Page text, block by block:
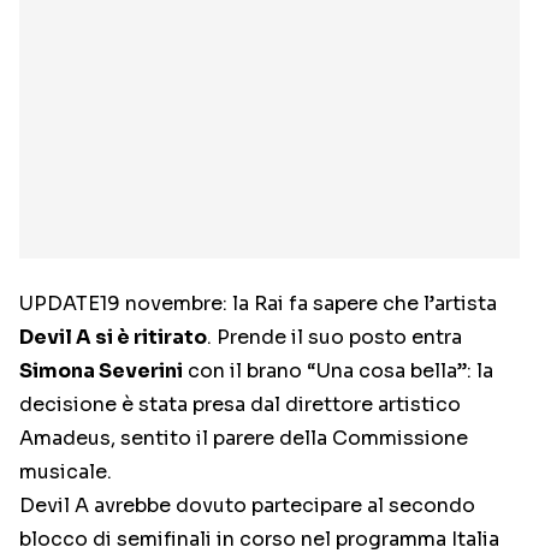
UPDATE19 novembre: la Rai fa sapere che l’artista
Devil A si è ritirato. Prende il suo posto entra
Simona Severini con il brano “Una cosa bella”: la
decisione è stata presa dal direttore artistico
Amadeus, sentito il parere della Commissione
musicale.
Devil A avrebbe dovuto partecipare al secondo
blocco di semifinali in corso nel programma Italia